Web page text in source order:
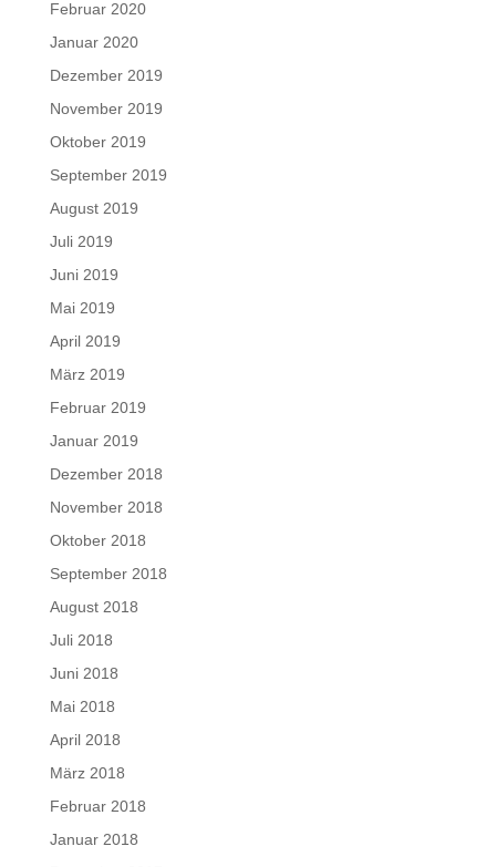
Februar 2020
Januar 2020
Dezember 2019
November 2019
Oktober 2019
September 2019
August 2019
Juli 2019
Juni 2019
Mai 2019
April 2019
März 2019
Februar 2019
Januar 2019
Dezember 2018
November 2018
Oktober 2018
September 2018
August 2018
Juli 2018
Juni 2018
Mai 2018
April 2018
März 2018
Februar 2018
Januar 2018